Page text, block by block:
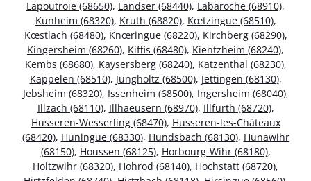
Lapoutroie (68650), Landser (68440), Labaroche (68910),
Kunheim (68320), Kruth (68820), Kœtzingue (68510),
Kœstlach (68480), Knœringue (68220), Kirchberg (68290),
Kingersheim (68260), Kiffis (68480), Kientzheim (68240),
Kembs (68680), Kaysersberg (68240), Katzenthal (68230),
Kappelen (68510), Jungholtz (68500), Jettingen (68130),
Jebsheim (68320), Issenheim (68500), Ingersheim (68040),
Illzach (68110), Illhaeusern (68970), Illfurth (68720),
Husseren-Wesserling (68470), Husseren-les-Châteaux
(68420), Huningue (68330), Hundsbach (68130), Hunawihr
(68150), Houssen (68125), Horbourg-Wihr (68180),
Holtzwihr (68320), Hohrod (68140), Hochstatt (68720),